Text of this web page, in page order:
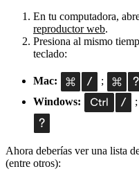
En tu computadora,
reproductor web.
Presiona al mismo
teclado:
Mac: ;
Windows:
;
Ahora deberías ver una lista
(entre otros):